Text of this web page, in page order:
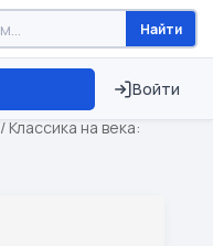
Найти
Войти
⏱ ТОЛЬКО 15 ДНЕЙ
/ Классика на века: